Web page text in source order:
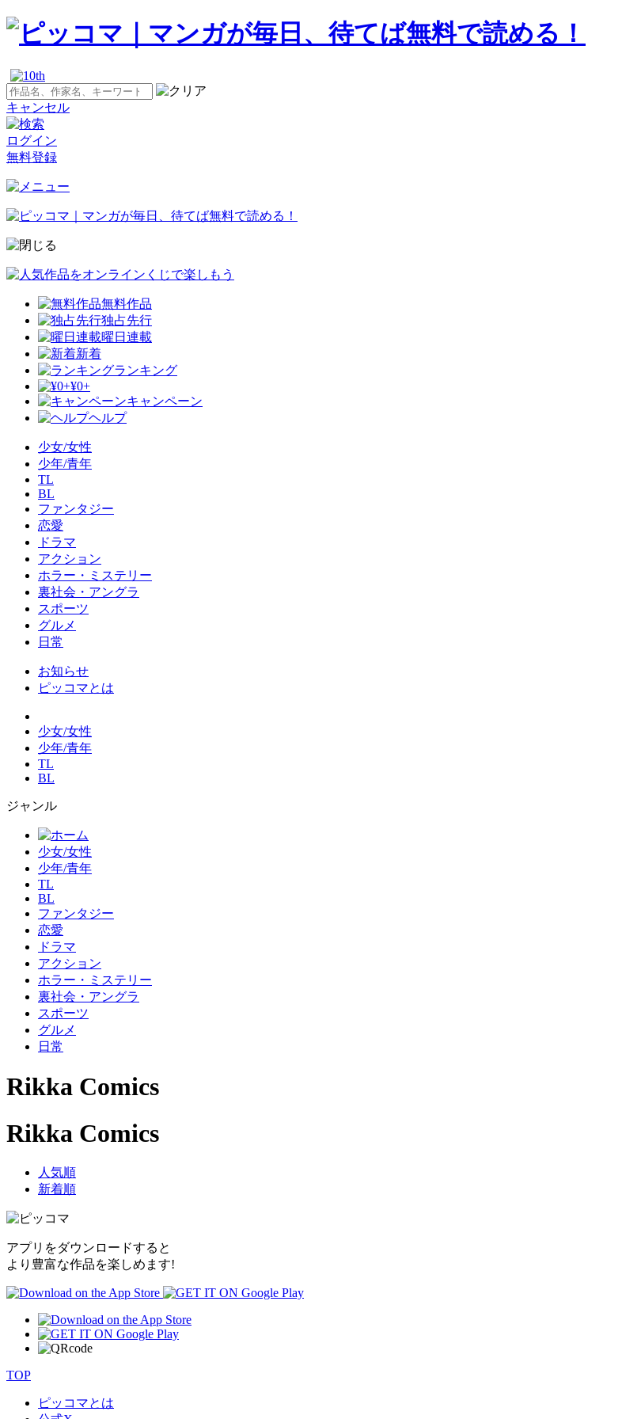
キャンセル
ログイン
無料登録
無料作品
独占先行
曜日連載
新着
ランキング
¥0+
キャンペーン
ヘルプ
少女/女性
少年/青年
TL
BL
ファンタジー
恋愛
ドラマ
アクション
ホラー・ミステリー
裏社会・アングラ
スポーツ
グルメ
日常
お知らせ
ピッコマとは
少女/女性
少年/青年
TL
BL
ジャンル
少女/女性
少年/青年
TL
BL
ファンタジー
恋愛
ドラマ
アクション
ホラー・ミステリー
裏社会・アングラ
スポーツ
グルメ
日常
Rikka Comics
Rikka Comics
人気順
新着順
アプリをダウンロードすると
より豊富な作品を楽しめます!
TOP
ピッコマとは